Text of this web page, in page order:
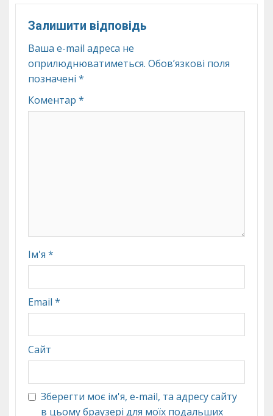
Залишити відповідь
Ваша e-mail адреса не
оприлюднюватиметься. Обов’язкові поля
позначені *
Коментар *
Ім'я *
Email *
Сайт
Зберегти моє ім'я, e-mail, та адресу сайту
в цьому браузері для моїх подальших